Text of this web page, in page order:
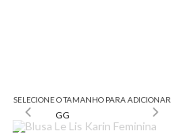
SELECIONE O TAMANHO PARA ADICIONAR
GG